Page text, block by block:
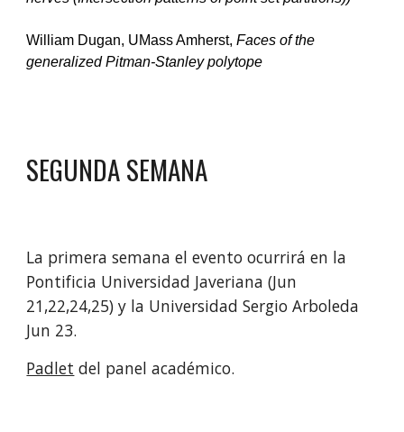
William Dugan, UMass Amherst, Faces of the
generalized Pitman-Stanley polytope
SEGUNDA SEMANA
Pontificia Universidad Javeriana (Jun
21,22,24,25) y la Universidad Sergio Arboleda
Jun 23.
Padlet del panel académico.